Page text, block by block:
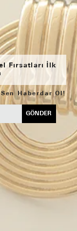
Fırsatları İlk
Haberdar Ol!
GÖNDER